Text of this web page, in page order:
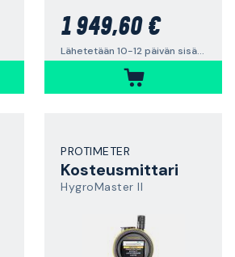
1 949,60 €
Lähetetään 10-12 päivän sisällä
PROTIMETER
Kosteusmittari
HygroMaster II